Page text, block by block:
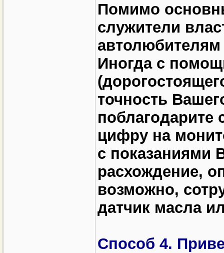
Помимо
служители
Иногда с
точность
поблагодарите
цифру на
с показаниями
расхождение,
возможно,
датчик масла
Способ 4.